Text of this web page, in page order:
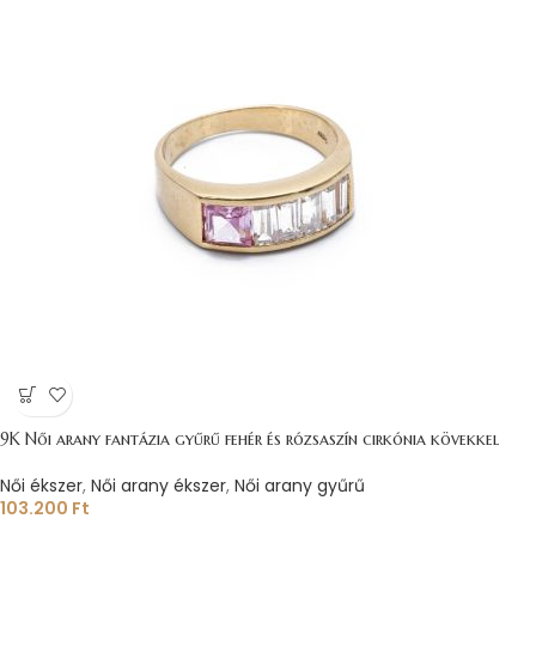
9K Női arany fantázia gyűrű fehér és rózsaszín cirkónia kövekkel
Női ékszer, Női arany ékszer, Női arany gyűrű
103.200 Ft